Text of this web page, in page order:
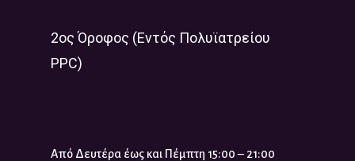
2ος Όροφος (Εντός Πολυϊατρείου
PPC)
Από Δευτέρα έως και Πέμπτη 15:00 – 21:00